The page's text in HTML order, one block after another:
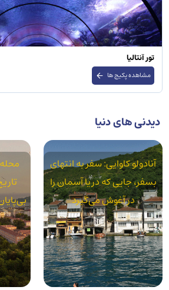
تور آنتالیا
مشاهده پکیج ها
دیدنی های دنیا
را
محله بشیکتاش: جایی که
تاریخ باشکوه در کنار شور
بی‌پایان فوتبال نفس می‌کشد